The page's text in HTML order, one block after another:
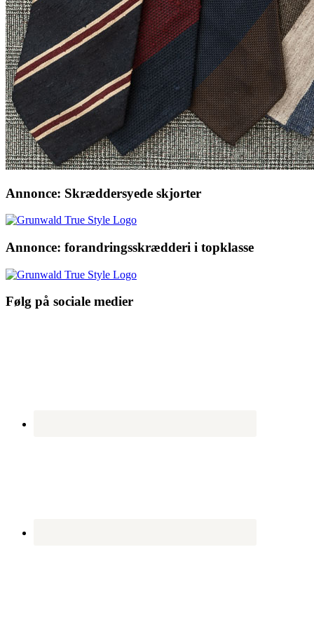
Annonce: Skræddersyede skjorter
Annonce: forandringsskrædderi i topklasse
Følg på sociale medier